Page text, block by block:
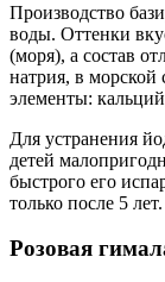
Производство
воды. Оттенки
(моря), а состав
натрия, в морской
элементы:
Для устранения
детей
быстрого его
только после 5 лет.
Розовая